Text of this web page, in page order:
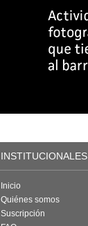
INSTITUCIONALES
Inicio
Quiénes somos
Suscripción